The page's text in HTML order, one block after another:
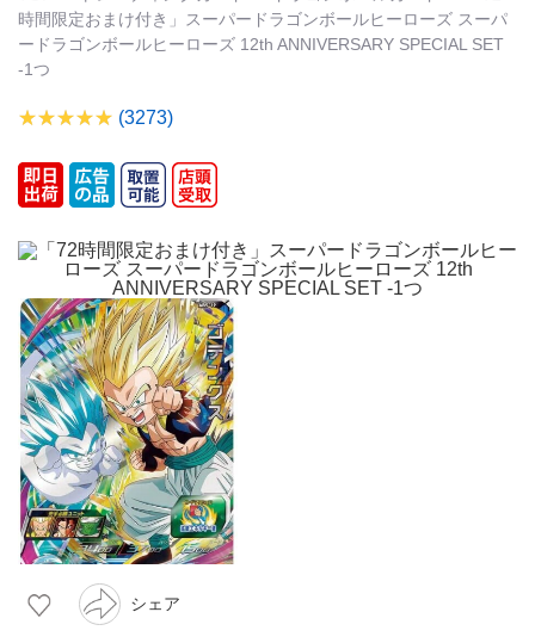
時間限定おまけ付き」スーパードラゴンボールヒーローズ スーパ
ードラゴンボールヒーローズ 12th ANNIVERSARY SPECIAL SET
-1つ
(3273)
シェア